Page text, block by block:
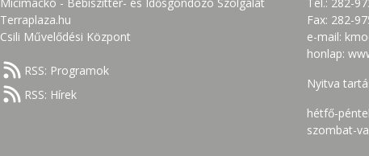
Terraplaza.hu
Csili Művelődési Központ
RSS: Programok
RSS: Hírek
Fax: 282-
e-mail:
honlap:
Nyitva
hétfő-
szombat-